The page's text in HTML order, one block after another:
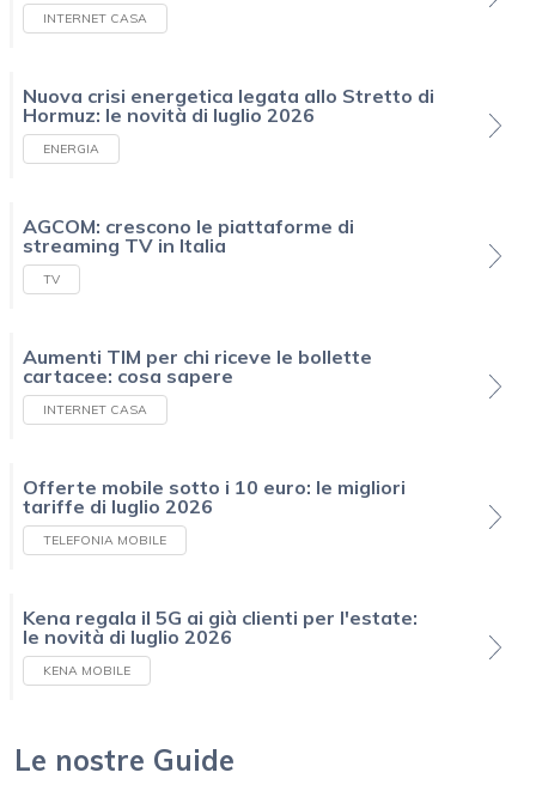
INTERNET CASA
Nuova crisi energetica legata allo Stretto di
Hormuz: le novità di luglio 2026
ENERGIA
AGCOM: crescono le piattaforme di
streaming TV in Italia
TV
Aumenti TIM per chi riceve le bollette
cartacee: cosa sapere
INTERNET CASA
Offerte mobile sotto i 10 euro: le migliori
tariffe di luglio 2026
TELEFONIA MOBILE
Kena regala il 5G ai già clienti per l'estate:
le novità di luglio 2026
KENA MOBILE
Le nostre Guide